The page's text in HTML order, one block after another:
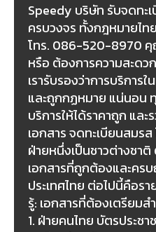
Speedy บริษัท รับจดทะ
ครบวงจร ทั้งกฎหมายไท
โทร. 086-520-8970
หรือ ต้องการความสะดว
เรารับรองว่าการบริกา
และถูกกฏหมาย แน่นอน
บริการให้ได้ราคาถูก และ
เอกสาร จดทะเบียนสมร
ฝ่ายหนึ่งเป็นชาวต่างชา
เอกสารที่ถูกต้องและคร
ประเทศไทย ต่อไปนี้คือร
รู้: เอกสารที่ต้องเตรียม
1. ฝ่ายคนไทย บัตรประชา